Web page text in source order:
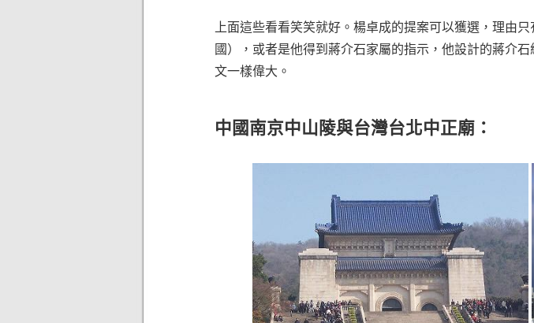
上面這些看看笑笑就好。楊卓成的提案可以獲選，理由
國），或者是他得到蔣介石家屬的指示，他設計的蔣介
文一樣偉大。
中國南京中山陵與台灣台北中正廟：